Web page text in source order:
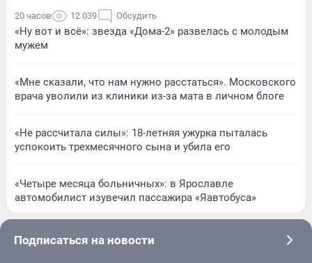
20 часов 12 039 Обсудить
«Ну вот и всё»: звезда «Дома-2» развелась с молодым
мужем
«Мне сказали, что нам нужно расстаться». Московского
врача уволили из клиники из-за мата в личном блоге
«Не рассчитала силы»: 18-летняя ужурка пыталась
успокоить трехмесячного сына и убила его
«Четыре месяца больничных»: в Ярославле
автомобилист изувечил пассажира «Яавтобуса»
Подписаться на новости